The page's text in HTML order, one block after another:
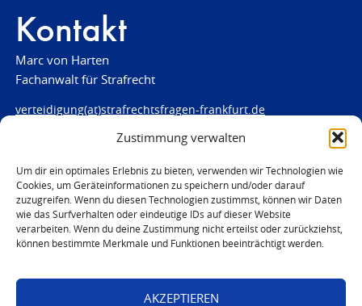
Zustimmung verwalten
Um dir ein optimales Erlebnis zu bieten, verwenden wir Technologien wie
Cookies, um Geräteinformationen zu speichern und/oder darauf
zuzugreifen. Wenn du diesen Technologien zustimmst, können wir Daten
wie das Surfverhalten oder eindeutige IDs auf dieser Website
verarbeiten. Wenn du deine Zustimmung nicht erteilst oder zurückziehst,
können bestimmte Merkmale und Funktionen beeinträchtigt werden.
AKZEPTIEREN
Kontakt
Marc von Harten
Fachanwalt für Strafrecht
verteidigung(at)strafrechtsfragen-frankfurt.de
www.strafrechtsfragen-frankfurt.de
Louisenstraße 84
61348 Bad Homburg
Telefon:06172 - 66 28 00
Telefax: 06172 - 66 28 01
0171 - 691 67 67